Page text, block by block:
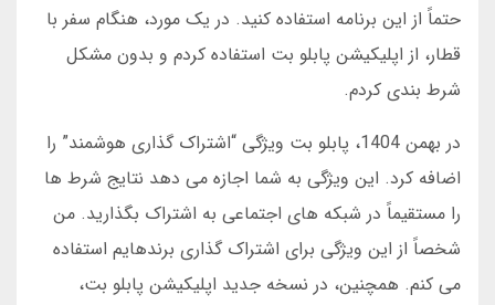
حتماً از این برنامه استفاده کنید. در یک مورد، هنگام سفر با
قطار، از اپلیکیشن پابلو بت استفاده کردم و بدون مشکل
شرط بندی کردم.
در بهمن 1404، پابلو بت ویژگی “اشتراک گذاری هوشمند” را
اضافه کرد. این ویژگی به شما اجازه می دهد نتایج شرط ها
را مستقیماً در شبکه های اجتماعی به اشتراک بگذارید. من
شخصاً از این ویژگی برای اشتراک گذاری برندهایم استفاده
می کنم. همچنین، در نسخه جدید اپلیکیشن پابلو بت،